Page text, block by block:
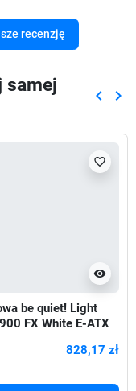
recenzję
samej
keyboard_arrow_left keyboard_arrow_right
visibility
favorite_border
be quiet! Light
FX White E-ATX
828,17 zł